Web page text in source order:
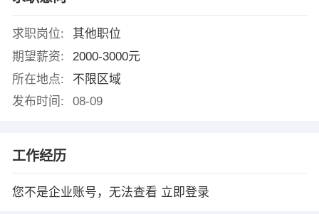
求职岗位:
其他职位
期望薪资:
2000-3000元
所在地点:
不限区域
发布时间:
08-09
工作经历
您不是企业账号，无法查看 立即登录